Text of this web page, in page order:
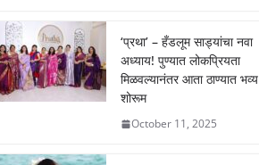
‘प्रथा’ – हँडलूम साड्यांचा नवा
अध्याय! पुण्यात लोकप्रियता
मिळवल्यानंतर आता ठाण्यात भव्य
शोरूम
October 11, 2025